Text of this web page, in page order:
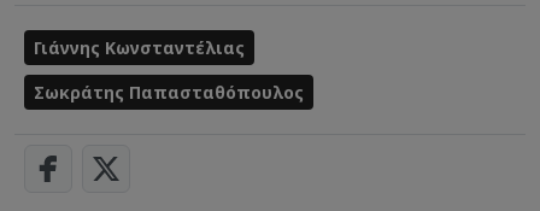
Γιάννης Κωνσταντέλιας
Σωκράτης Παπασταθόπουλος